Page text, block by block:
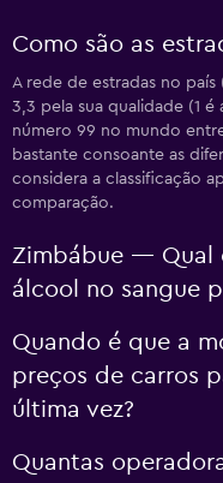
Como são as
A rede de estradas no
3,3 pela sua qualidade (1
número 99 no mundo
bastante consoante as
considera a classificação
comparação.
Zimbábue — Qual
álcool no sangue
Quando é que a
preços de carros
última vez?
Quantas